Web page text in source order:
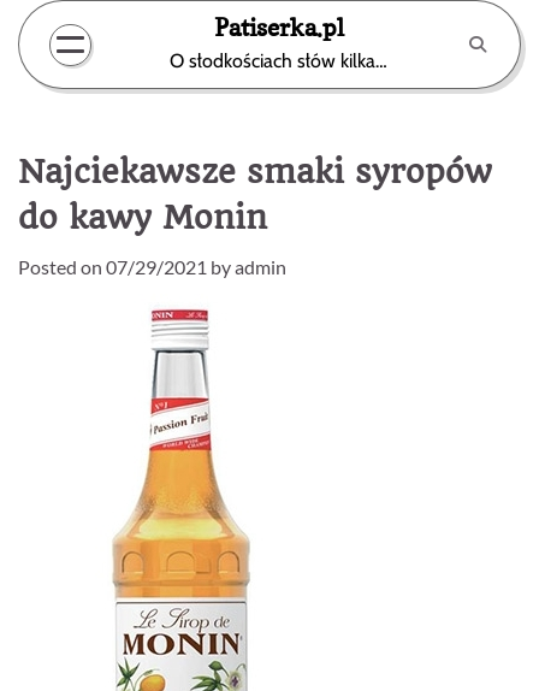
Skip
content
Patiserka.pl
O słodkościach słów kilka…
Najciekawsze smaki syropów
do kawy Monin
Posted on 07/29/2021 byadmin